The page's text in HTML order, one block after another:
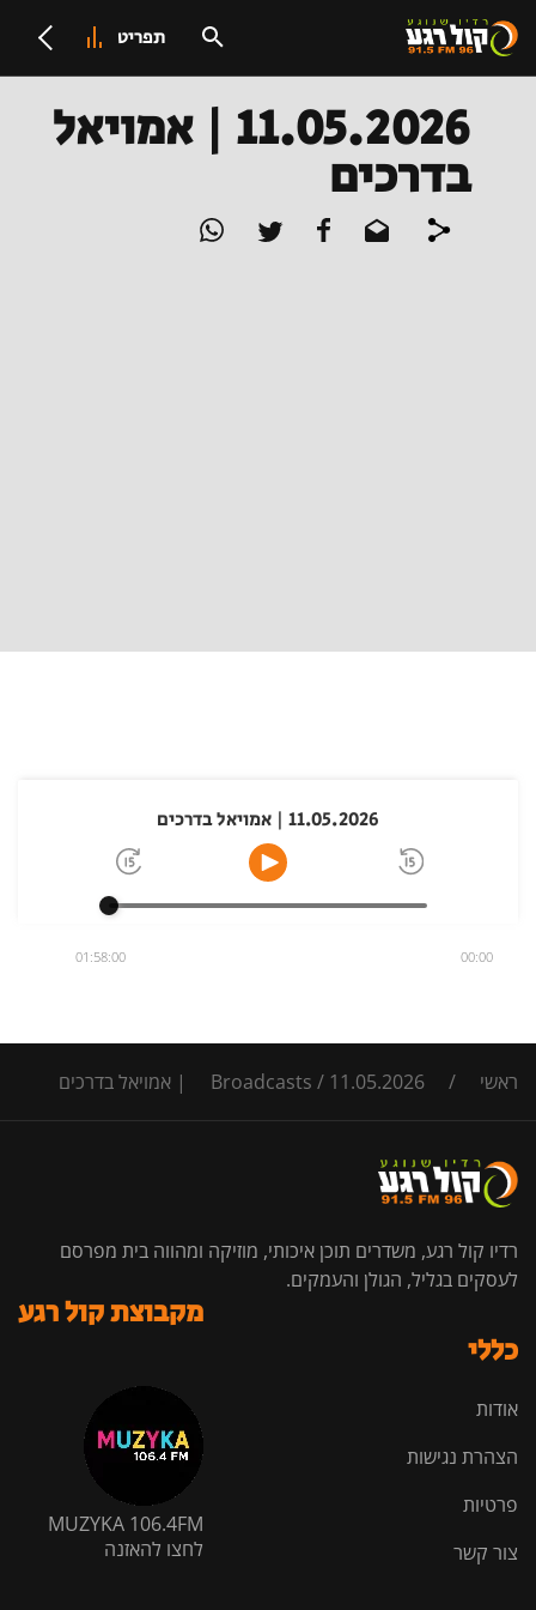
תפריט
11.05.2026 | אמויאל
בדרכים
11.05.2026 | אמויאל בדרכים
00:00
01:58:00
ראשי /
Broadcasts / 11.05.2026 | אמויאל בדרכים
רדיו קול רגע, משדרים תוכן איכותי, מוזיקה ומהווה בית מפרסם
לעסקים בגליל, הגולן והעמקים.
כללי
אודות
הצהרת נגישות
פרטיות
צור קשר
מקבוצת קול רגע
MUZYKA 106.4FM
לחצו להאזנה